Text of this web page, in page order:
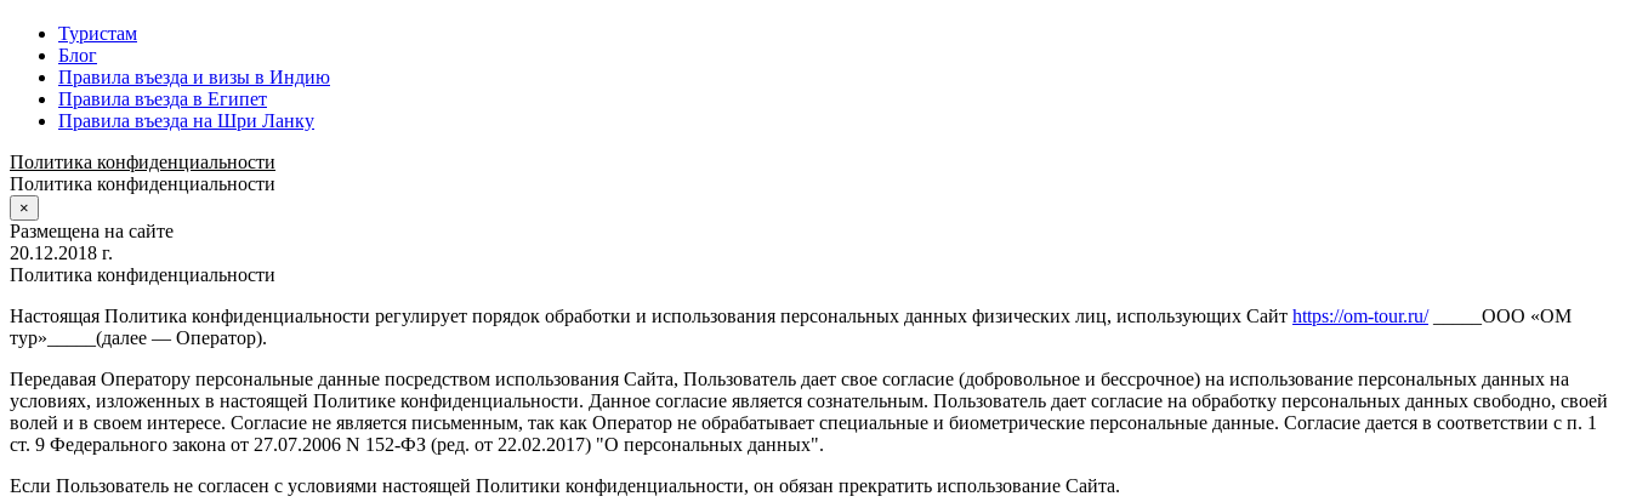
Туристам
Блог
Правила въезда и визы в Индию
Правила въезда в Египет
Правила въезда на Шри Ланку
Политика конфиденциальности
Политика конфиденциальности
×
Размещена на сайте
20.12.2018 г.
Политика конфиденциальности
Настоящая Политика конфиденциальности регулирует порядок обработки и использования персональных данных физических лиц, использующих Сайт https://om-tour.ru/_____ООО «ОМ
тур»_____(далее — Оператор).
Передавая Оператору персональные данные посредством использования Сайта, Пользователь дает свое согласие (добровольное и бессрочное) на использование персональных данных на
условиях, изложенных в настоящей Политике конфиденциальности. Данное согласие является сознательным. Пользователь дает согласие на обработку персональных данных свободно, своей
волей и в своем интересе. Согласие не является письменным, так как Оператор не обрабатывает специальные и биометрические персональные данные. Согласие дается в соответствии с п. 1
ст. 9 Федерального закона от 27.07.2006 N 152-ФЗ (ред. от 22.02.2017) "О персональных данных".
Если Пользователь не согласен с условиями настоящей Политики конфиденциальности, он обязан прекратить использование Сайта.